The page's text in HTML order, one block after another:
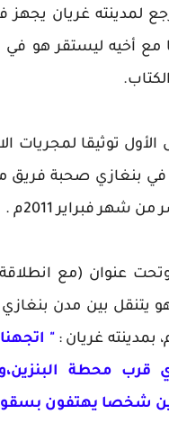
لمدينته غريان
توثيقا لمجريات
بنغازي صحبة فريق
فبراير 2011م .
عنوان (مع انطلاقة
عشر من فبراير 2011م ، وهو
"
قرب محطة
شخصا يهتفون بسقوط